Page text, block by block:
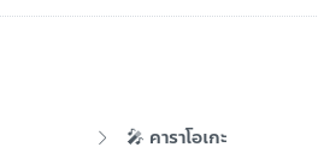
🎤 คาราโอเกะ